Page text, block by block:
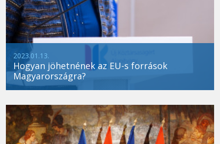
2023.01.13.
Hogyan jöhetnének az EU-s források
Magyarországra?